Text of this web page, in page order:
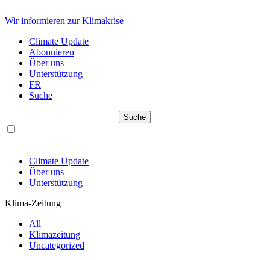
Wir informieren zur Klimakrise
Climate Update
Abonnieren
Über uns
Unterstützung
FR
Suche
Climate Update
Über uns
Unterstützung
Klima-Zeitung
All
Klimazeitung
Uncategorized